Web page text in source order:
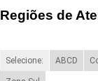
Regiões de
Selecione: ABCD